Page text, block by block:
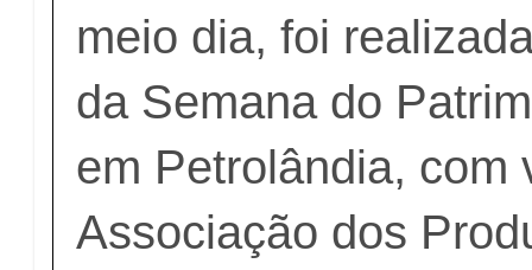
meio dia, foi
da Semana do
em Petrolândia, com
Associação dos